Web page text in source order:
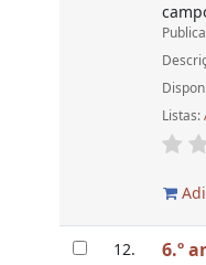
Listas:
12. 6.º